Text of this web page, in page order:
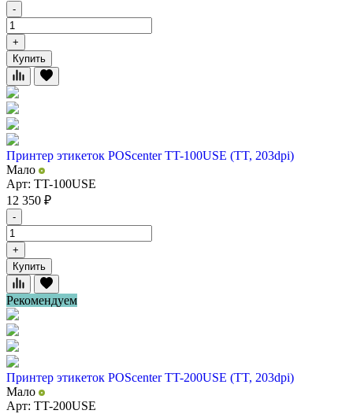
-
+
Купить
Принтер этикеток POScenter TT-100USE (TT, 203dpi)
Мало
Арт: TT-100USE
12 350 ₽
-
+
Купить
Рекомендуем
Принтер этикеток POScenter TT-200USE (TT, 203dpi)
Мало
Арт: TT-200USE